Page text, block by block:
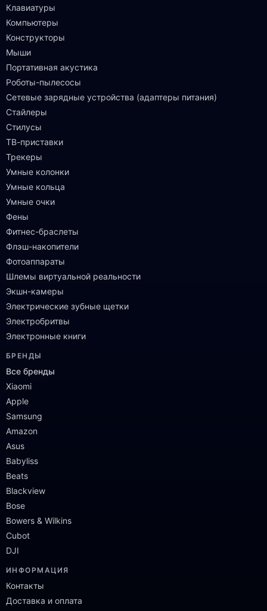
Клавиатуры
Компьютеры
Конструкторы
Мыши
Портативная акустика
Роботы-пылесосы
Сетевые зарядные устройства (адаптеры питания)
Стайлеры
Стилусы
ТВ-приставки
Трекеры
Умные колонки
Умные кольца
Умные очки
Фены
Фитнес-браслеты
Флэш-накопители
Фотоаппараты
Шлемы виртуальной реальности
Экшн-камеры
Электрические зубные щетки
Электробритвы
Электронные книги
БРЕНДЫ
Все бренды
Xiaomi
Apple
Samsung
Amazon
Asus
Babyliss
Beats
Blackview
Bose
Bowers & Wilkins
Cubot
DJI
ИНФОРМАЦИЯ
Контакты
Доставка и оплата